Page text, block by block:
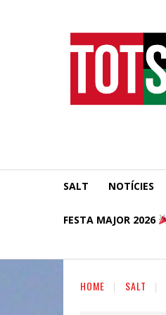
SALT NOTÍCIES
FESTA MAJOR 2026
HOME SALT